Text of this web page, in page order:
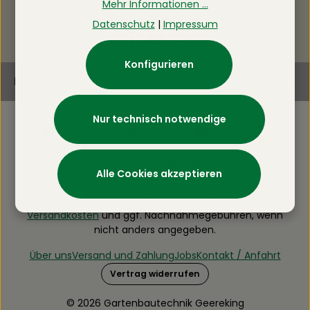
Newsletter
Alle Preise inkl. gesetzl. Mehrwertsteuer zzgl.
Versandkostenund ggf. Nachnahmegebühren, wenn
nicht anders angegeben.
© 2026 Gartenbautechnik Geereking
Über unsVersand und ZahlungJobsKontakt / Anfahrt
Vertrag widerrufen
Mehr Informationen ...
Datenschutz | Impressum
Nur technisch notwendige
Konfigurieren
Alle Cookies akzeptieren